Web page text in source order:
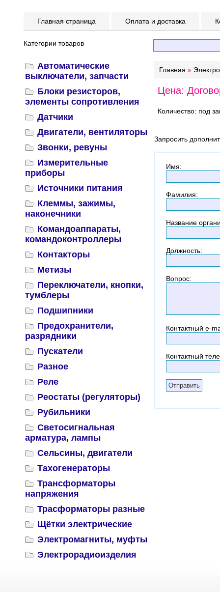
Главная страница Оплата и доставка
Категории товаров
Автоматические
выключатели, запчасти
Блоки резисторов,
элементы сопротивления
Датчики
Двигатели, вентиляторы
Звонки, ревуны
Измерительные
приборы
Источники питания
Клеммы, зажимы,
наконечники
Командоаппараты,
командоконтроллеры
Контакторы
Метизы
Переключатели, кнопки,
тумблеры
Подшипники
Предохранители,
разрядники
Пускатели
Разное
Реле
Реостаты (регуляторы)
Рубильники
Светосигнальная
арматура, лампы
Сельсины, двигатели
Тахогенераторы
Трансформаторы
напряжения
Трасформаторы разные
Щётки электрические
Электромагниты, муфты
Электрорадиоизделия
Главная »
Цена:
Количество: под
Запросить
Имя:
Фамилия:
Название
Должность:
Вопрос:
Контактный e-
Контактный